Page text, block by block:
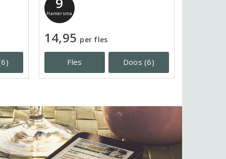
Hamersma
14,95 per fles
Fles Doos (6)